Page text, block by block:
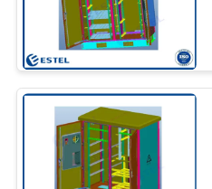
PRIVACY
POLICY